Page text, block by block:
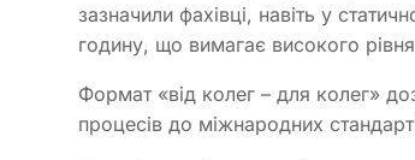
зазначили фахівці, навіть у
годину, що вимагає високого
Формат «від колег – для колег»
процесів до міжнародних